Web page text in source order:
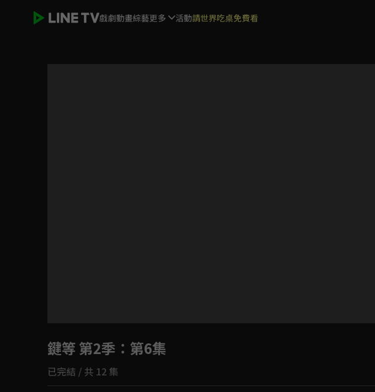
戲劇動畫綜藝更多 活動請世界吃桌免費看
如有不便請見諒
鍵等 第2季 ：第6集
已完結 / 共 12 集